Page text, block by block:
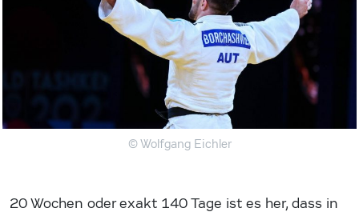
© Wolfgang Eichler
20 Wochen oder exakt 140 Tage ist es her, dass in